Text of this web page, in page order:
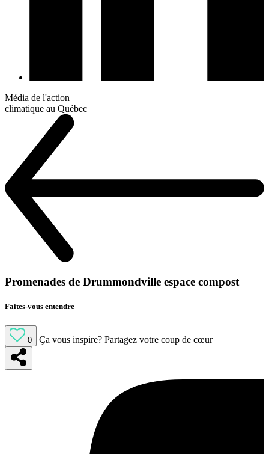
Média de l'action
climatique au Québec
Promenades de Drummondville espace compost
Faites-vous entendre
0 Ça vous inspire? Partagez votre coup de cœur